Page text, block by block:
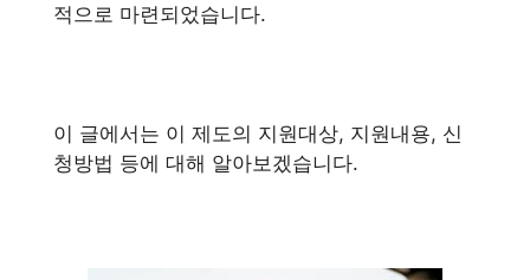
적으로 마련되었습니다.
이 글에서는 이 제도의 지원대상, 지원내용, 신
청방법 등에 대해 알아보겠습니다.